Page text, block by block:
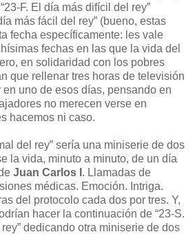
F. El día más difícil del rey”
más fácil del rey” (bueno, estas
fecha específicamente: les vale
fechas en las que la vida del
en solidaridad con los pobres
que rellenar tres horas de televisión
uno de esos días, pensando en
no merecen verse en
hacemos ni caso.
del rey” sería una miniserie de dos
la vida, minuto a minuto, de un día
Juan Carlos I . Llamadas de
médicas. Emoción. Intriga.
del protocolo cada dos por tres. Y,
hacer la continuación de “23-S.
dedicando otra miniserie de dos